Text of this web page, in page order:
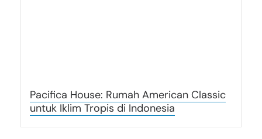
Pacifica House: Rumah American Classic
untuk Iklim Tropis di Indonesia